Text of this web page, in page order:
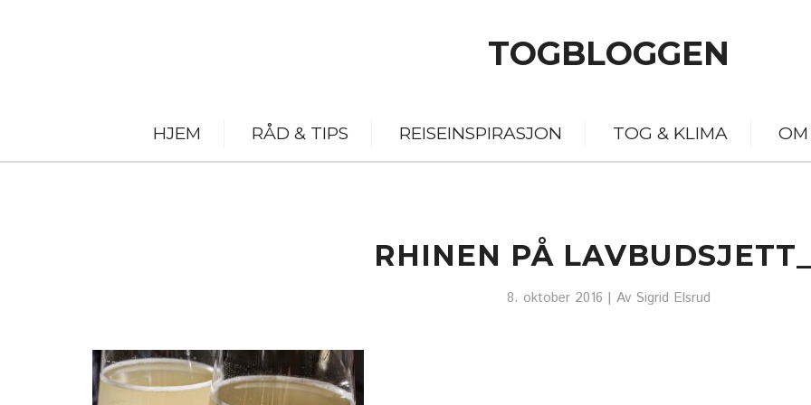
TOGBLOGGEN
HJEM RÅD & TIPS REISEINSPIRASJON TOG & KLIMA OM
RHINEN PÅ
8. oktober 2016 | Av Sigrid Elsrud